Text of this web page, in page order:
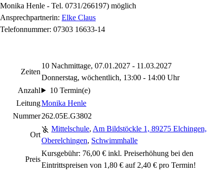
Monika Henle - Tel. 0731/266197) möglich
Ansprechpartnerin: Elke Claus
Telefonnummer: 07303 16633-14
Zeiten
10 Nachmittage, 07.01.2027 - 11.03.2027
Donnerstag, wöchentlich, 13:00 - 14:00 Uhr
Anzahl
10 Termin(e)
LeitungMonika Henle
Nummer262.05E.G3802
Ort
Mittelschule, Am Bildstöckle 1, 89275 Elchingen,
Oberelchingen, Schwimmhalle
Preis
Kursgebühr: 76,00 € inkl. Preiserhöhung bei den
Eintrittspreisen von 1,80 € auf 2,40 € pro Termin!